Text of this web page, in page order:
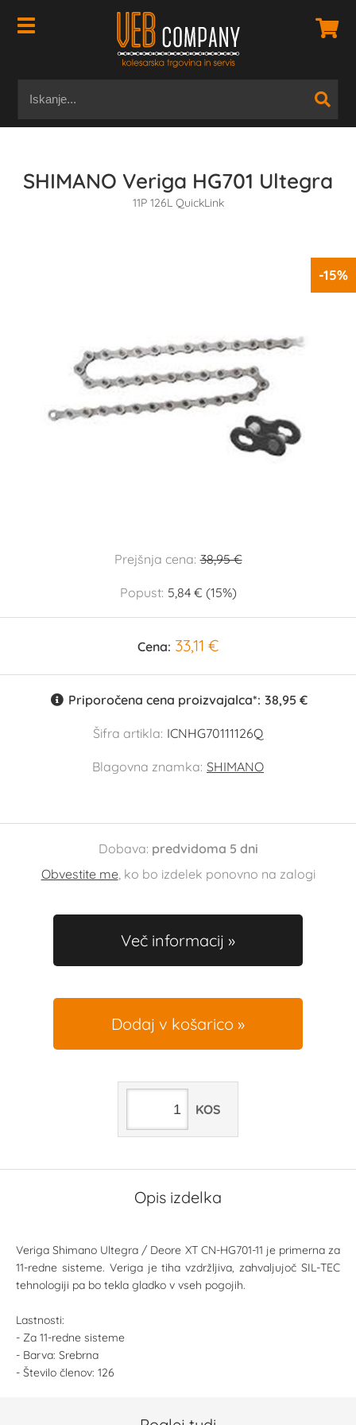
SHIMANO Veriga HG701 Ultegra
11P 126L QuickLink
-15%
Prejšnja cena: 38,95 €
Popust: 5,84 € (15%)
Cena: 33,11 €
Priporočena cena proizvajalca*: 38,95 €
Šifra artikla: ICNHG70111126Q
Blagovna znamka: SHIMANO
Dobava: predvidoma 5 dni
Obvestite me, ko bo izdelek ponovno na zalogi
Več informacij
Dodaj v košarico
KOS
Opis izdelka
Veriga Shimano Ultegra / Deore XT CN-HG701-11 je primerna za
11-redne sisteme. Veriga je tiha vzdržljiva, zahvaljujoč SIL-TEC
tehnologiji pa bo tekla gladko v vseh pogojih.
Lastnosti:
- Za 11-redne sisteme
- Barva: Srebrna
- Število členov: 126